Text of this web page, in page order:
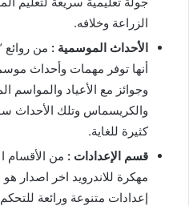
الزراعة وخلافه.
الأحداث الموسمية :
أنها توفر مهمات وأحداث
وجوائز مع الأعياد والمواسم
والكريسماس وتلك الأحداث
كثيرة للغاية.
قسم الإعدادات : من الأقسام
مهكرة للاندرويد اخر اصدار
إعدادات متنوعة ورائعة